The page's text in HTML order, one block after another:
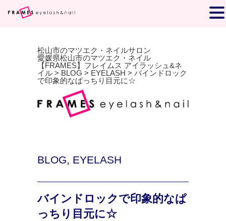
松山市のマツエク・ネイルサロン
愛媛県松山市のマツエク・ネイル
【FRAMES】フレイムス アイラッシュ&ネ
イル > BLOG > EYELASH > バインドロック
で印象的なぱっちり目元に☆
BLOG, EYELASH
バインドロックで印象的なぱ
っちり目元に☆